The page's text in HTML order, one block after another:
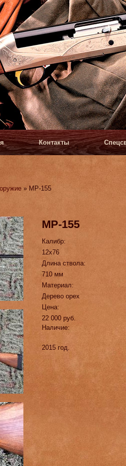
Контакты
» МР-155
МР-155
Калибр:
12х76
Длина ствола:
710 мм
Материал:
Дерево орех
Цена:
22 000 руб.
Наличие:
2015 год.